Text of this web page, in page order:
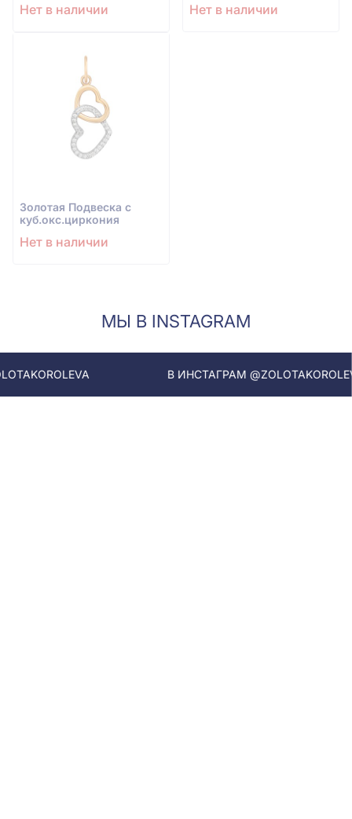
Нет в наличии Нет в наличии
Золотая Подвеска с
куб.окс.циркония
Нет в наличии
МЫ В INSTAGRAM
В ИНСТАГРАМ @ZOLOTAKOROLEVA